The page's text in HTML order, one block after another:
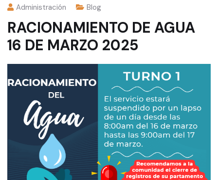
Administración Blog
RACIONAMIENTO DE AGUA
16 DE MARZO 2025